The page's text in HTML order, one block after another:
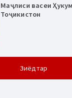
Маҷлиси васеи
Тоҷикистон
Зиёдтар